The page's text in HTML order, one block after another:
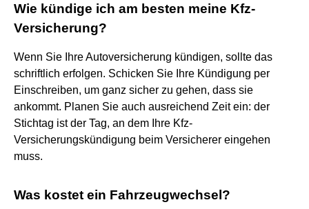
Wie kündige ich am besten meine Kfz-
Versicherung?
Wenn Sie Ihre Autoversicherung kündigen, sollte das
schriftlich erfolgen. Schicken Sie Ihre Kündigung per
Einschreiben, um ganz sicher zu gehen, dass sie
ankommt. Planen Sie auch ausreichend Zeit ein: der
Stichtag ist der Tag, an dem Ihre Kfz-
Versicherungskündigung beim Versicherer eingehen
muss.
Was kostet ein Fahrzeugwechsel?